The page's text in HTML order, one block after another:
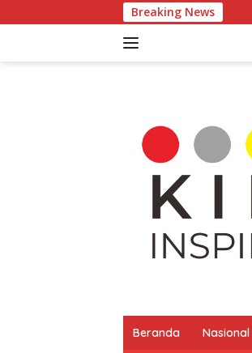
ke
Breaking News
Tokoh
Beranda Nasional